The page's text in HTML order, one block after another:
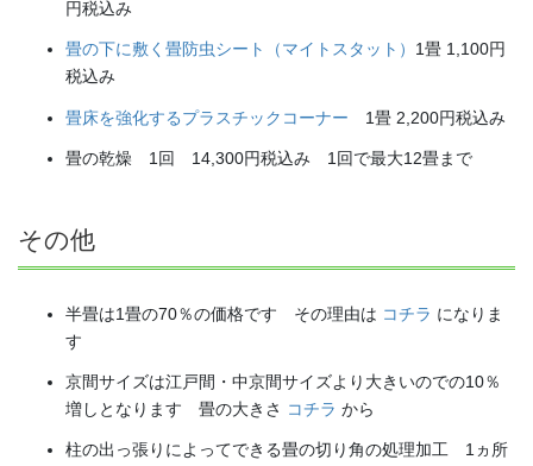
円税込み
畳の下に敷く畳防虫シート（マイトスタット） 1畳 1,100円
税込み
畳床を強化するプラスチックコーナー 1畳 2,200円税込み
畳の乾燥 1回 14,300円税込み 1回で最大12畳まで
その他
半畳は1畳の70％の価格です その理由は コチラ になりま
す
京間サイズは江戸間・中京間サイズより大きいのでの10％
増しとなります 畳の大きさ コチラ から
柱の出っ張りによってできる畳の切り角の処理加工 1ヵ所